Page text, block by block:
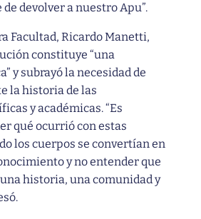
devolver a nuestro Apu”.
Facultad, Ricardo Manetti,
constituye “una
y subrayó la necesidad de
la historia de las
y académicas. “Es
qué ocurrió con estas
los cuerpos se convertían en
y no entender que
historia, una comunidad y